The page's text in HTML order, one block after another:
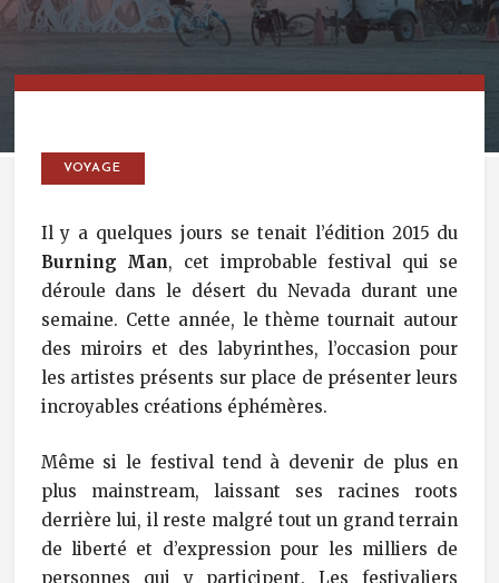
VOYAGE
Il y a quelques jours se tenait l’édition 2015 du
Burning Man, cet improbable festival qui se
déroule dans le désert du Nevada durant une
semaine. Cette année, le thème tournait autour
des miroirs et des labyrinthes, l’occasion pour
les artistes présents sur place de présenter leurs
incroyables créations éphémères.
Même si le festival tend à devenir de plus en
plus mainstream, laissant ses racines roots
derrière lui, il reste malgré tout un grand terrain
de liberté et d’expression pour les milliers de
personnes qui y participent. Les festivaliers